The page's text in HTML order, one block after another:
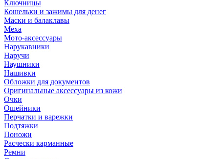
Ключницы
Кошельки и зажимы для денег
Маски и балаклавы
Меха
Мото-аксессуары
Нарукавники
Наручи
Наушники
Нашивки
Обложки для документов
Оригинальные аксессуары из кожи
Очки
Ошейники
Перчатки и варежки
Подтяжки
Поножи
Расчески карманные
Ремни